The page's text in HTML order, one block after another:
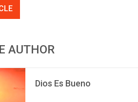
AUTHOR
Dios Es Bueno